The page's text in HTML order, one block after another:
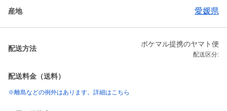
産地 愛媛県
配送方法
ポケマル提携のヤマト便
配送区分:
配送料金（送料）
※離島などの例外はあります。詳細はこちら